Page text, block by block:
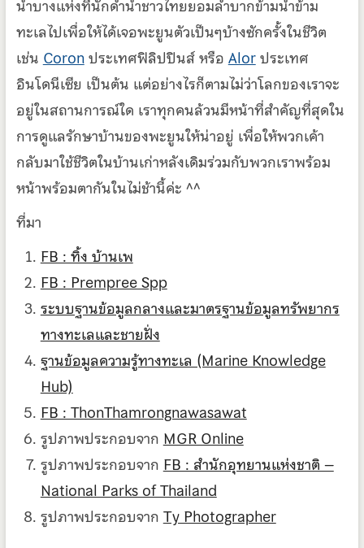
น้ำบางแห่งที่นักดำน้ำชาวไทยยอมลำบากข้ามน้ำข้าม
ทะเลไปเพื่อให้ได้เจอพะยูนตัวเป็นๆบ้างซักครั้งในชีวิต
เช่นCoronประเทศฟิลิปปินส์ หรือAlorประเทศ
อินโดนีเซีย เป็นต้น แต่อย่างไรก็ตามไม่ว่าโลกของเราจะ
อยู่ในสถานการณ์ใด เราทุกคนล้วนมีหน้าที่สำคัญที่สุดใน
การดูแลรักษาบ้านของพะยูนให้น่าอยู่ เพื่อให้พวกเค้า
กลับมาใช้ชีวิตในบ้านเก่าหลังเดิมร่วมกับพวกเราพร้อม
หน้าพร้อมตากันในไม่ช้านี้ค่ะ ^^
ที่มา
FB : ทิ้ง บ้านเพ
FB : Prempree Spp
ระบบฐานข้อมูลกลางและมาตรฐานข้อมูลทรัพยากร
ทางทะเลและชายฝั่ง
ฐานข้อมูลความรู้ทางทะเล (Marine Knowledge
Hub)
FB : ThonThamrongnawasawat
รูปภาพประกอบจากMGR Online
รูปภาพประกอบจากFB : สำนักอุทยานแห่งชาติ –
National Parks of Thailand
รูปภาพประกอบจากTy Photographer